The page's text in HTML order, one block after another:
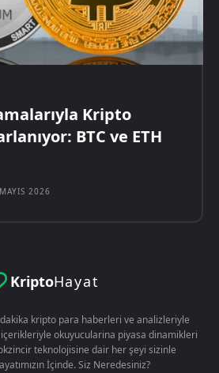
Kripto
BTC ve ETH
2026
KriptoHayat
kripto para haberleri ve analizleriyle
okuyucularina piyasa dinamikleri
teknolojisine dair her şeyi sizinle
İçinde. Siz Neredesiniz?